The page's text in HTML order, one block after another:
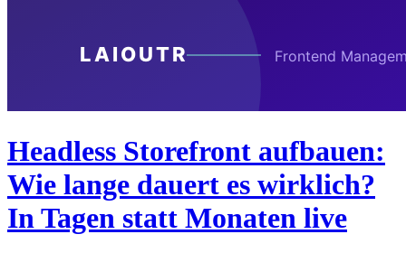
Headless Storefront aufbauen:
Wie lange dauert es wirklich?
In Tagen statt Monaten live